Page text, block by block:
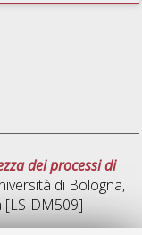
dei processi di
di Bologna,
[LS-DM509] -